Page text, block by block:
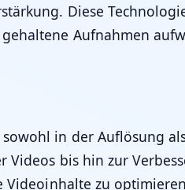
Diese
Aufnahmen
in der Auflösung
bis hin zur
Videoinhalte zu